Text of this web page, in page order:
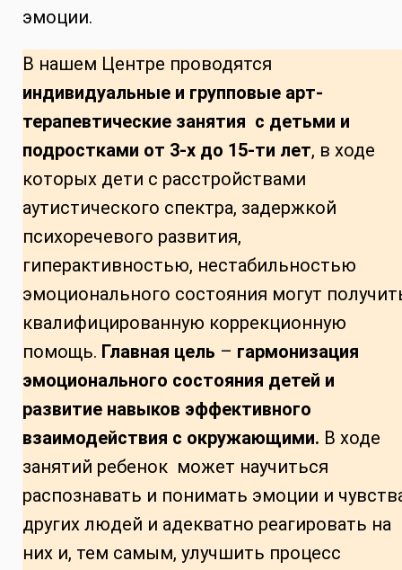
эмоции.
В нашем Центре проводятся
индивидуальные и групповые арт-
терапевтические занятия с детьми и
подростками от 3-х до 15-ти лет, в ходе
которых дети с расстройствами
аутистического спектра, задержкой
психоречевого развития,
гиперактивностью, нестабильностью
эмоционального состояния могут
квалифицированную коррекционную
помощь. Главная цель – гармонизация
эмоционального состояния детей и
развитие навыков эффективного
взаимодействия с окружающими. В ходе
занятий ребенок может научиться
распознавать и понимать эмоции и
других людей и адекватно реагировать на
них и, тем самым, улучшить процесс